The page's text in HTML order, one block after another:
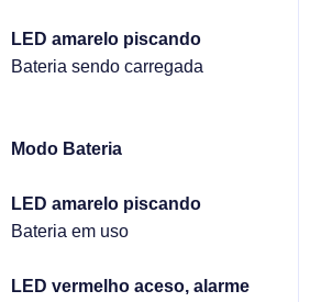
LED amarelo piscando
Bateria sendo carregada
Modo Bateria
LED amarelo piscando
Bateria em uso
LED vermelho aceso, alarme